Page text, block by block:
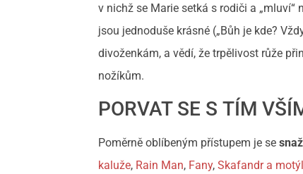
v nichž se Marie setká s rodiči a
jsou jednoduše krásné („Bůh je kde?
divoženkám, a vědí, že trpělivost růže
nožíkům.
PORVAT SE S TÍM
Poměrně oblíbeným přístupem je se
kaluže, Rain Man, Fany,Skafandr a motýl